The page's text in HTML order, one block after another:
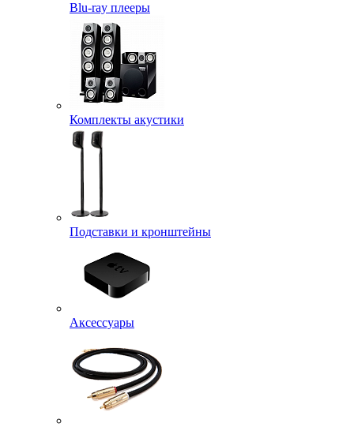
Blu-ray плееры
Комплекты акустики
Подставки и кронштейны
Аксессуары